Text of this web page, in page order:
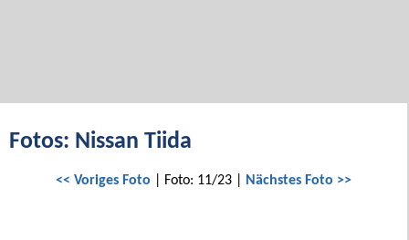
Fotos: Nissan Tiida
<< Voriges Foto | Foto: 11/23 | Nächstes Foto >>